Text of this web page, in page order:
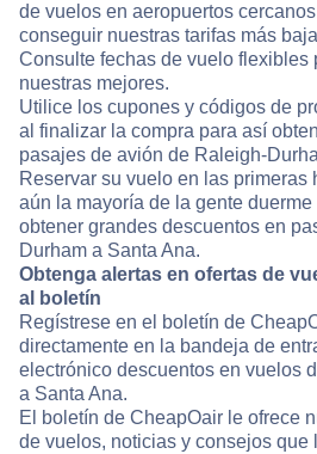
de vuelos en aeropuertos
conseguir nuestras tarifas más
Consulte fechas de vuelo flexibles
nuestras mejores.
Utilice los cupones y códigos de
al finalizar la compra para así
pasajes de avión de Raleigh-
Reservar su vuelo en las primeras
aún la mayoría de la gente
obtener grandes descuentos en
Durham a Santa Ana.
Obtenga alertas en ofertas de
al boletín
Regístrese en el boletín de
directamente en la bandeja de
electrónico descuentos en vuelos
a Santa Ana.
El boletín de CheapOair le ofrece
de vuelos, noticias y consejos que